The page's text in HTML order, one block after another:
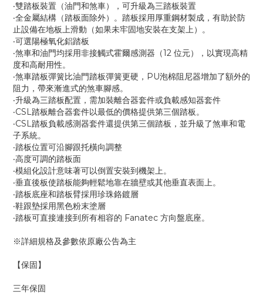
‧雙踏板裝置（油門和煞車），可升級為三踏板裝置
‧全金屬結構（踏板面除外）。踏板採用厚重鋼材製成，有助於防
止設備在地板上滑動（如果未牢固地安裝在支架上）。
‧可選陽極氧化鋁踏板
‧煞車和油門均採用非接觸式霍爾感測器（12 位元），以實現高精
度和高耐用性。
‧煞車踏板彈簧比油門踏板彈簧更硬，PU泡棉阻尼器增加了額外的
阻力，帶來漸進式的煞車腳感。
‧升級為三踏板配置，需加裝離合器套件或負載感知器套件
‧CSL踏板離合器套件以最低的價格提供第三個踏板。
‧CSL踏板負載感測器套件還提供第三個踏板，並升級了煞車和電
子系統。
‧踏板位置可沿腳跟托橫向調整
‧高度可調的踏板面
‧模組化設計意味著可以倒置安裝到機架上。
‧垂直後板使踏板能夠輕鬆地靠在牆壁或其他垂直表面上。
‧踏板底座和踏板臂採用珍珠鉻鍍層
‧鞋跟墊採用黑色粉末塗層
‧踏板可直接連接到所有相容的 Fanatec 方向盤底座。
※詳細規格及參數依原廠公告為主
【保固】
三年保固